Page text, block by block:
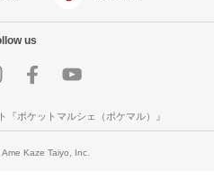
us
『ポケットマルシェ（ポケマル）』
Kaze Taiyo, Inc.